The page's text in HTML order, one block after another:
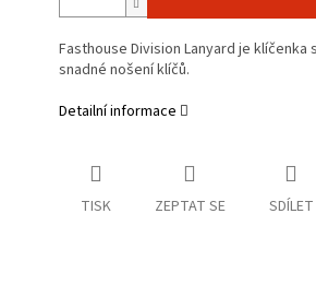
Fasthouse Division Lanyard je
snadné nošení klíčů.
Detailní informace
TISK ZEPTAT SE SDÍLET